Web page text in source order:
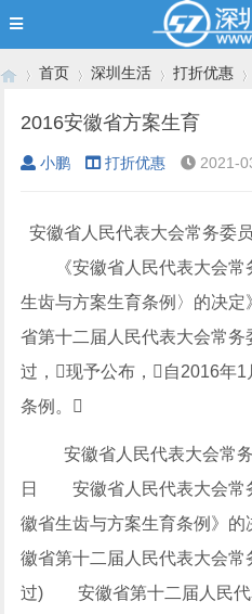
›
首页
›
深圳生活
›
打折优惠
›
2016安徽省方案生育
小鹏 打折优惠 2021-
安徽省人民代表大会常务
《安徽省人民代表大会常
生齿与方案生育条例〉的决
省第十二届人民代表大会常务
过，现予公布，自2016年
条例。
安徽省人民代表大会常
日 安徽省人民代表大会
徽省生齿与方案生育条例》
徽省第十二届人民代表大会
过) 安徽省第十二届人民代